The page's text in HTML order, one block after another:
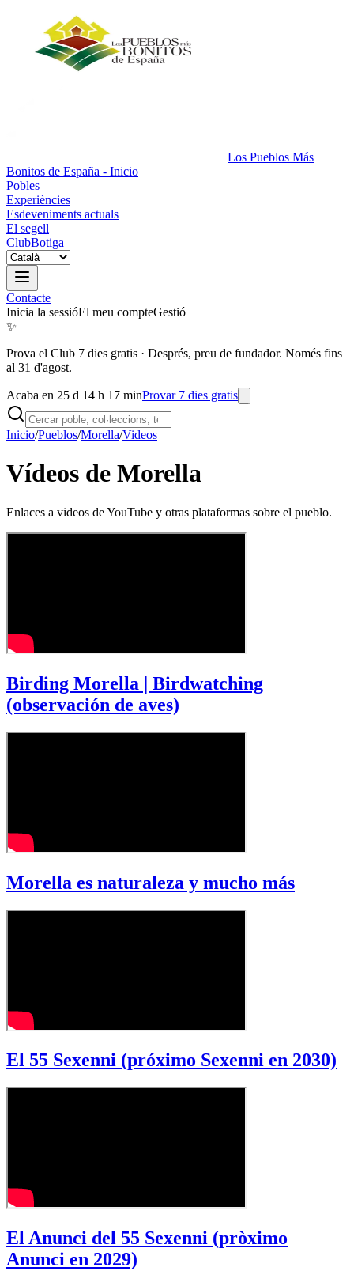
Los Pueblos Más
Bonitos de España - Inicio
Pobles
Experiències
Esdeveniments actuals
El segell
ClubBotiga
Contacte
Inicia la sessióEl meu compteGestió
✨
Prova el Club 7 dies gratis · Després, preu de fundador. Només fins
al 31 d'agost.
Acaba en 25 d 14 h 17 minProvar 7 dies gratis
Inicio/Pueblos/Morella/Videos
Vídeos de Morella
Enlaces a videos de YouTube y otras plataformas sobre el pueblo.
Birding Morella | Birdwatching
(observación de aves)
Morella es naturaleza y mucho más
El 55 Sexenni (próximo Sexenni en 2030)
El Anunci del 55 Sexenni (pròximo
Anunci en 2029)